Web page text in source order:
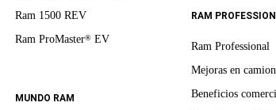
Ram 1500 REV
Ram ProMaster®EV
MUNDO RAM
RAM
Ram Professional
Mejoras en
Beneficios